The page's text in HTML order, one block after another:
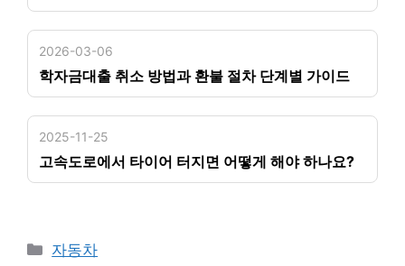
2026-03-06
학자금대출 취소 방법과 환불 절차 단계별 가이드
2025-11-25
고속도로에서 타이어 터지면 어떻게 해야 하나요?
카
자동차